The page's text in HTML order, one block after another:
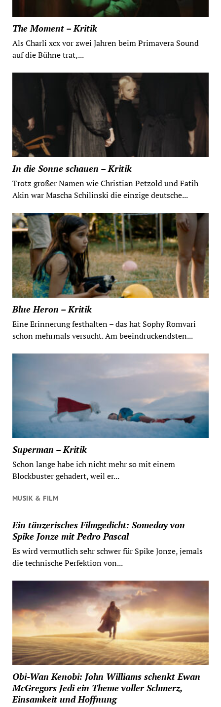
The Moment – Kritik
Als Charli xcx vor zwei Jahren beim Primavera Sound
auf die Bühne trat,...
In die Sonne schauen – Kritik
Trotz großer Namen wie Christian Petzold und Fatih
Akin war Mascha Schilinski die einzige deutsche...
Blue Heron – Kritik
Eine Erinnerung festhalten – das hat Sophy Romvari
schon mehrmals versucht. Am beeindruckendsten...
Superman – Kritik
Schon lange habe ich nicht mehr so mit einem
Blockbuster gehadert, weil er...
MUSIK & FILM
Ein tänzerisches Filmgedicht: Someday von
Spike Jonze mit Pedro Pascal
Es wird vermutlich sehr schwer für Spike Jonze, jemals
die technische Perfektion von...
Obi-Wan Kenobi: John Williams schenkt Ewan
McGregors Jedi ein Theme voller Schmerz,
Einsamkeit und Hoffnung